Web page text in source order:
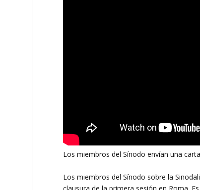
Los miembros del Sínodo envían una
Los miembros del Sínodo sobre la